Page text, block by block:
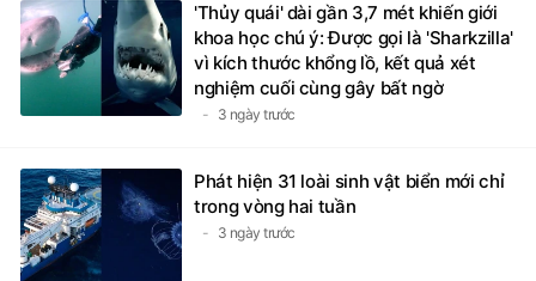
'Thủy quái' dài gần 3,7 mét khiến giới
khoa học chú ý: Được gọi là 'Sharkzilla'
vì kích thước khổng lồ, kết quả xét
nghiệm cuối cùng gây bất ngờ
3 ngày trước
Phát hiện 31 loài sinh vật biển mới chỉ
trong vòng hai tuần
3 ngày trước